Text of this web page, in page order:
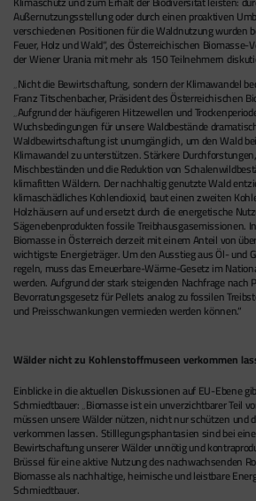
Außernutzungsstellung oder durch einen proaktiven
verschiedenen Positionen für die Waldnutzung wurden
Feuer, Holz und Wald“, des Österreichischen
der Wiener Urania mit mehr als 150 Teilnehmern
„Nicht die Bewirtschaftung, sondern der Klimawandel
Franz Titschenbacher, Präsident des Österreichischen
„Aufgrund der häufigeren Hitzewellen und
Wuchsbedingungen für unsere Waldbestände
Waldbewirtschaftung ist unumgänglich, um den Wald
Klimawandel zu unterstützen. Stärkere
Mischbeständen und die Reduktion von
klimafitten Wäldern. Der nachhaltig genutzte Wald
klimaschädliches Kohlendioxid, baut einen zweiten
Holzhäusern auf und ersetzt durch die energetische
Sägenebenprodukten fossile Treibhausgasemissionen.
Biomasse in Österreich derzeit mit einem Anteil von
wichtigste Energieträger. Um den Ausstieg aus Öl- und
regeln, muss das Erneuerbare-Wärme-Gesetz im
werden. Aufgrund der stark steigenden Nachfrage nach
Bevorratungsgesetz für Pellets analog zu fossilen
und Preisschwankungen vermieden werden können.“
Wälder nicht zu Kohlenstoffmuseen verkommen
Einblicke in die aktuellen Diskussionen auf EU-Ebene
Schmiedtbauer: „Biomasse ist ein unverzichtbarer Teil
müssen unsere Wälder nützen, nicht nur schützen und
verkommen lassen. Stilllegungsphantasien sind bei
Bewirtschaftung unserer Wälder unnötig und
Brüssel für eine aktive Nutzung des nachwachsenden
Biomasse als nachhaltige, heimische und leistbare
Schmiedtbauer.